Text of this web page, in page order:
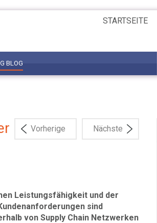
BLOG
STARTSEITE
Vorherige Nächste
Leistungsfähigkeit und der
sind
von Supply Chain Netzwerken